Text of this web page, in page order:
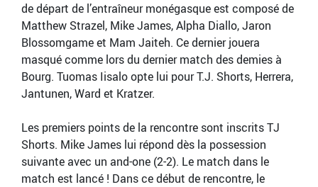
de départ de l’entraîneur monégasque est composé de
Matthew Strazel, Mike James, Alpha Diallo, Jaron
Blossomgame et Mam Jaiteh. Ce dernier jouera
masqué comme lors du dernier match des demies à
Bourg. Tuomas Iisalo opte lui pour T.J. Shorts, Herrera,
Jantunen, Ward et Kratzer.
Les premiers points de la rencontre sont inscrits TJ
Shorts. Mike James lui répond dès la possession
suivante avec un and-one (2-2). Le match dans le
match est lancé ! Dans ce début de rencontre, le